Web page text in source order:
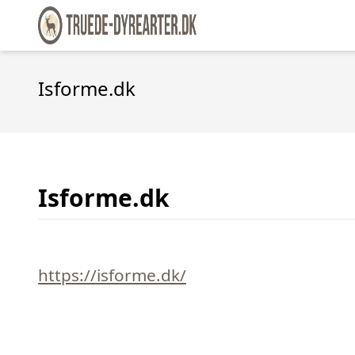
Isforme.dk
Isforme.dk
https://isforme.dk/